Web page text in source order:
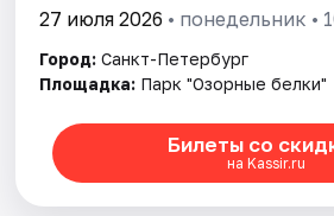
Рейтинги
27 июля 2026 • понедельник •
Город: Санкт-Петербург
Площадка: Парк "Озорные белки"
Билеты со
на Kassir.ru